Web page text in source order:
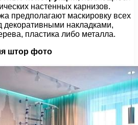
настенных карнизов.
предполагают маскировку всех
декоративными накладками,
пластика либо металла.
штор фото